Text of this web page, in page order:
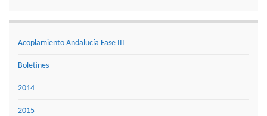
Acoplamiento Andalucía Fase III
Boletines
2014
2015